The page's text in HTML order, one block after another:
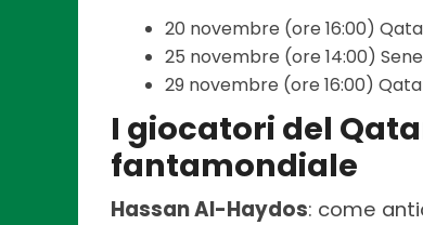
20 novembre (ore 16:00)
25 novembre (ore 14:00)
29 novembre (ore 16:00)
I giocatori del
fantamondiale
Hassan Al-Haydos: come